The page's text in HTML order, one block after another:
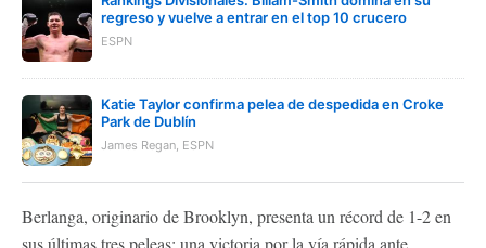
regreso y vuelve a entrar en el top 10 crucero
ESPN
Katie Taylor confirma pelea de despedida en Croke
Park de Dublín
James Regan, ESPN
Berlanga, originario de Brooklyn, presenta un récord de 1-2 en
sus últimas tres peleas: una victoria por la vía rápida ante